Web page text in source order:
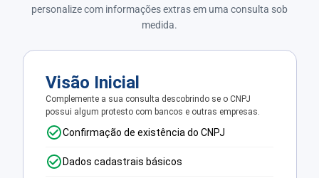
personalize com informações extras em uma consulta sob
medida.
Visão Inicial
Complemente a sua consulta descobrindo se o CNPJ
possui algum protesto com bancos e outras empresas.
Confirmação de existência do CNPJ
Dados cadastrais básicos